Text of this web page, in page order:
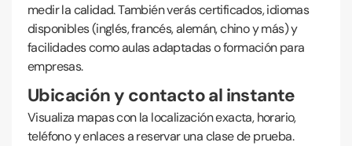
medir la calidad. También verás certificados, idiomas
disponibles (inglés, francés, alemán, chino y más) y
facilidades como aulas adaptadas o formación para
empresas.
Ubicación y contacto al instante
Visualiza mapas con la localización exacta, horario,
teléfono y enlaces a reservar una clase de prueba.